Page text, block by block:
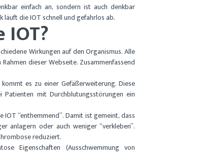
einfach an, sondern ist auch denkbar
läuft die IOT schnell und gefahrlos ab.
Wirkungen auf den Organismus. Alle
dieser Webseite. Zusammenfassend
es zu einer Gefäßerweiterung. Diese
mit Durchblutungsstörungen ein
“enthemmend”. Damit ist gemeint, dass
anlagern oder auch weniger “verkleben”.
reduziert.
Eigenschaften (Ausschwemmung von